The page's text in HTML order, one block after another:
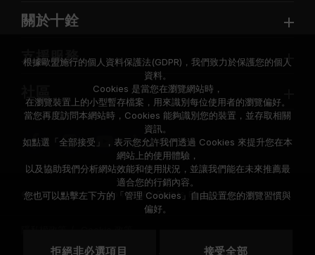
關於十銓
支援服務
© 2026 Team Group Inc. All Rights Reserved.
根據歐盟施行的個人資料保護法(GDPR)，我們致力於保護您的個人
資料。
Cookies 是當您在瀏覽網站時，
在瀏覽裝置上的小型暫存檔案，用來識別每位使用者的瀏覽偏好。
當您再度訪問本網站時，Cookies 能夠識別您的裝置，並存取相關
資訊。
如點選「全部接受」，表示您允許我們透過 Cookies 來提升您在本
網站上的使用體驗，
以及協助我們分析網站效能和使用狀況，並讓我們能在未來推薦最
適合您的行銷內容。
您也可以點擊左下方的「管理 Cookies」自由設置您的瀏覽習慣與
偏好。
拒絕非必選項目 接受全部